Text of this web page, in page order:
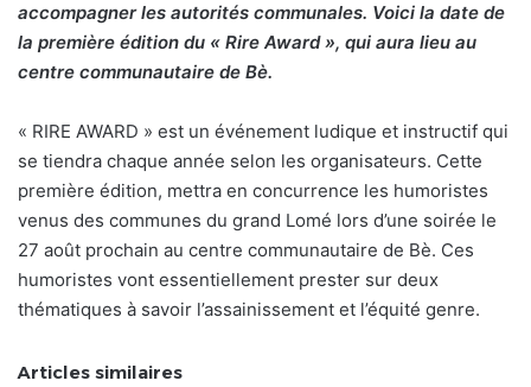
accompagner les autorités communales. Voici la date de
la première édition du « Rire Award », qui aura lieu au
centre communautaire de Bè.
« RIRE AWARD » est un événement ludique et instructif qui
se tiendra chaque année selon les organisateurs. Cette
première édition, mettra en concurrence les humoristes
venus des communes du grand Lomé lors d’une soirée le
27 août prochain au centre communautaire de Bè. Ces
humoristes vont essentiellement prester sur deux
thématiques à savoir l’assainissement et l’équité genre.
Articles similaires